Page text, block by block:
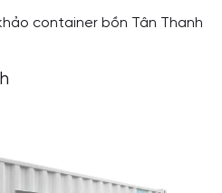
container bồn Tân Thanh